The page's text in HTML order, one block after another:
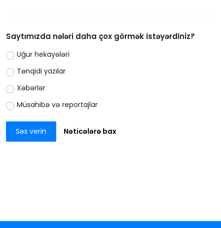
Saytımızda nələri daha çox görmək istəyərdiniz?
Uğur hekayələri
Tənqidi yazılar
Xəbərlər
Müsahibə və reportajlar
Səs verin Nəticələrə bax